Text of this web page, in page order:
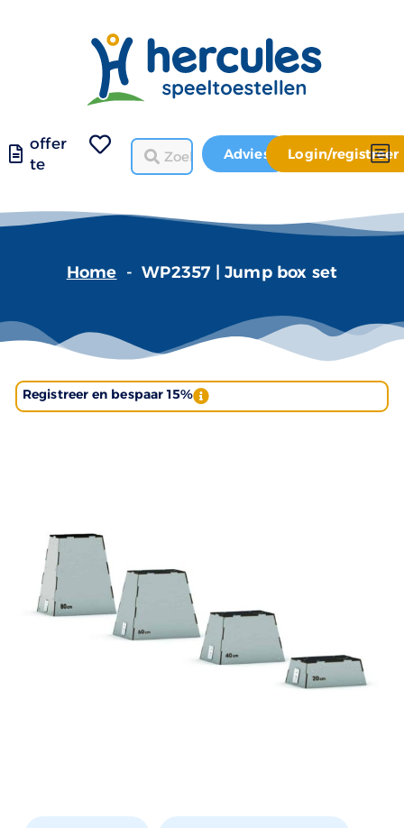
offer
te
Advies Login/registreer
Home - WP2357 | Jump box set
Registreer en bespaar 15%